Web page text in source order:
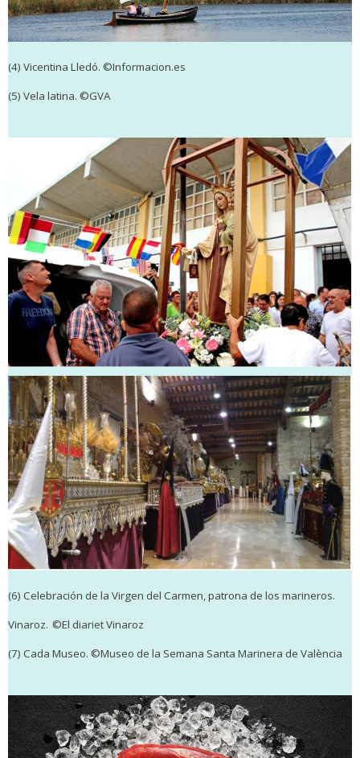
(4) Vicentina Lledó. ©Informacion.es
(5) Vela latina. ©GVA
(6) Celebración de la Virgen del Carmen, patrona de los marineros.
Vinaroz. ©El diariet Vinaroz
(7) Cada Museo. ©Museo de la Semana Santa Marinera de València